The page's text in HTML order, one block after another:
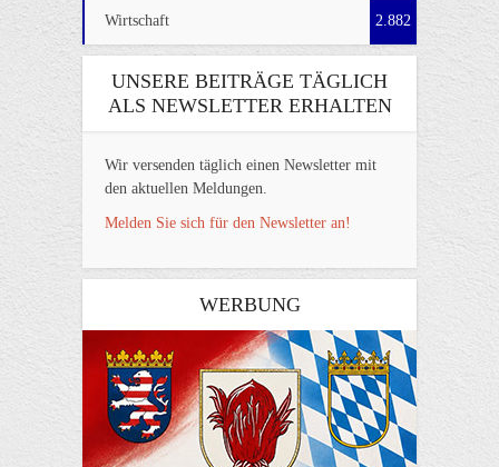
Wirtschaft 2.882
UNSERE BEITRÄGE TÄGLICH
ALS NEWSLETTER ERHALTEN
Wir versenden täglich einen Newsletter mit
den aktuellen Meldungen.
Melden Sie sich für den Newsletter an!
WERBUNG